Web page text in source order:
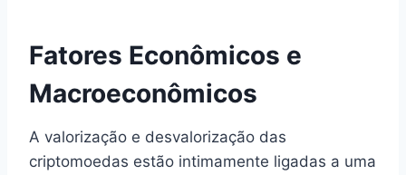
Fatores Econômicos e
Macroeconômicos
A valorização e desvalorização das
criptomoedas estão intimamente ligadas a uma